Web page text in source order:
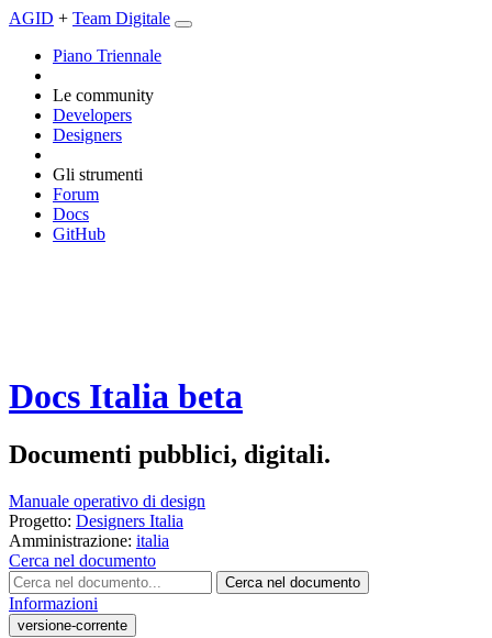
AGID + Team Digitale
Piano Triennale
Le community
Developers
Designers
Gli strumenti
Forum
Docs
GitHub
Docs Italia beta
Documenti pubblici, digitali.
Manuale operativo di design
Progetto: Designers Italia
Amministrazione: italia
Cerca nel documento
Cerca nel documento
Informazioni
versione-corrente